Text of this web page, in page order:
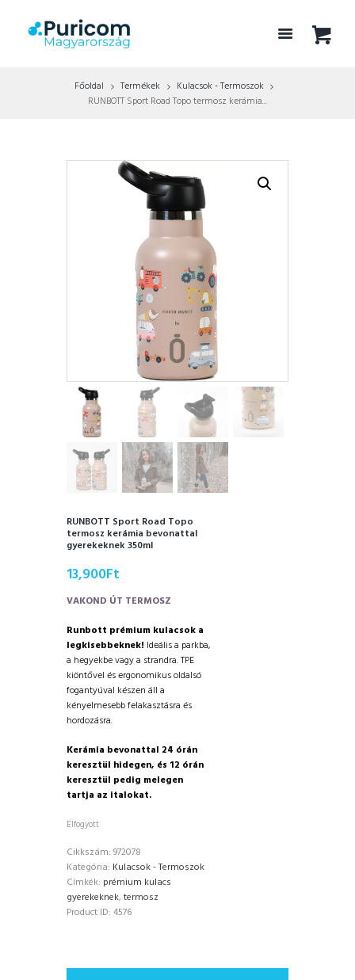
Főoldal Termékek
Kulacsok - Termoszok
RUNBOTT Sport Road Topo termosz kerámia...
RUNBOTT Sport Road Topo
termosz kerámia bevonattal
gyerekeknek 350ml
13,900Ft
VAKOND ÚT TERMOSZ
Runbott prémium kulacsok a
legkisebbeknek! Ideális a parkba,
a hegyekbe vagy a strandra. TPE
kiöntővel és ergonomikus oldalsó
fogantyúval készen áll a
kényelmesebb felakasztásra és
hordozásra.
Kerámia bevonattal 24 órán
keresztül hidegen, és 12 órán
keresztül pedig melegen
tartja az italokat.
Elfogyott
Cikkszám: 972078
Kategória: Kulacsok - Termoszok
Címkék: prémium kulacs
gyerekeknek, termosz
Product ID: 4576